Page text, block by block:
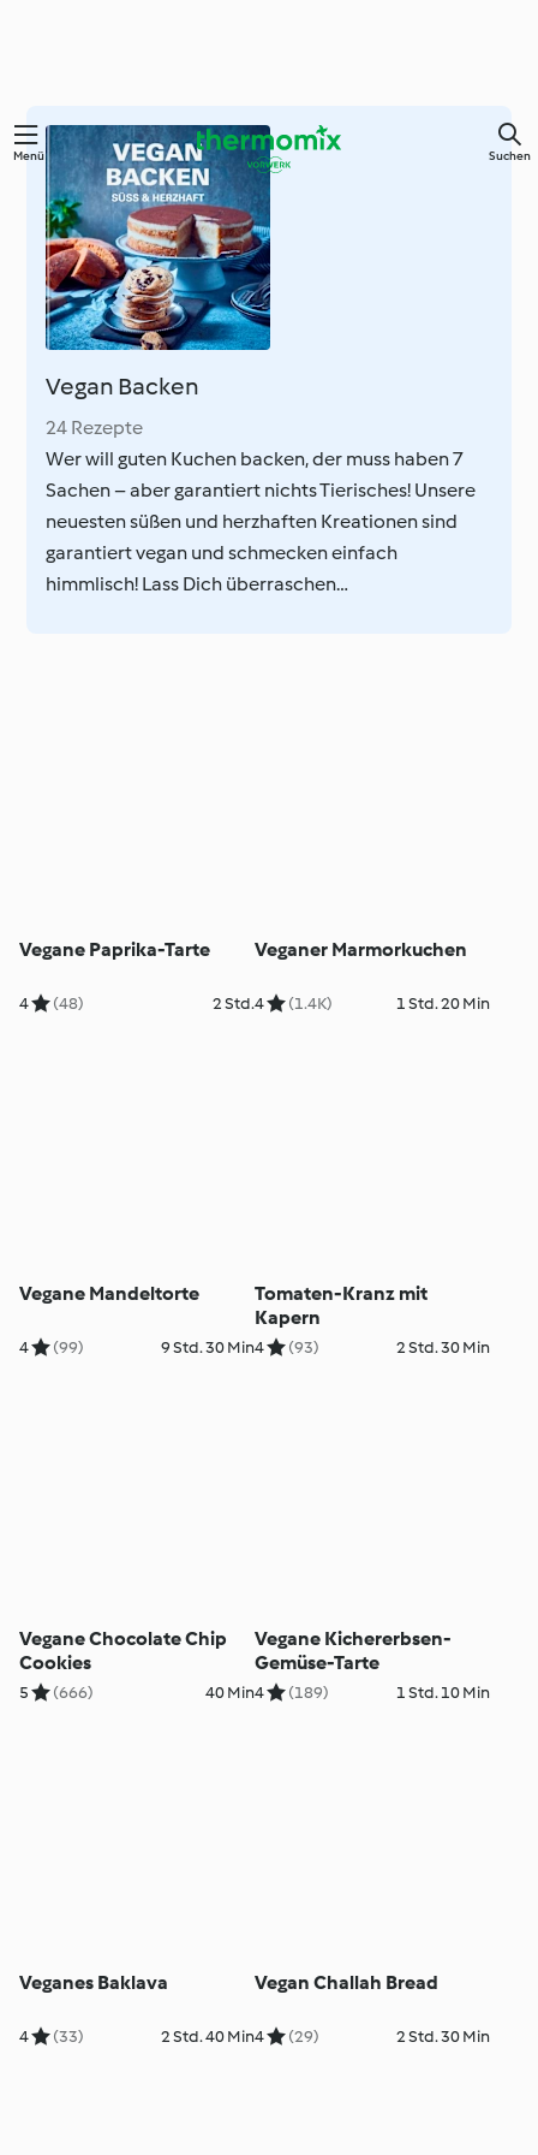
Zum
Hauptinhalt
springen
Menü Suchen
Vegan Backen
24 Rezepte
Wer will guten Kuchen backen, der muss haben 7
Sachen – aber garantiert nichts Tierisches! Unsere
neuesten süßen und herzhaften Kreationen sind
garantiert vegan und schmecken einfach
himmlisch! Lass Dich überraschen…
Vegane Paprika-Tarte
4 (48) 2 Std.
Veganer Marmorkuchen
4 (1.4K) 1 Std. 20 Min
Vegane Mandeltorte
4 (99) 9 Std. 30 Min
Tomaten-Kranz mit
Kapern
4 (93) 2 Std. 30 Min
Vegane Chocolate Chip
Cookies
5 (666) 40 Min
Vegane Kichererbsen-
Gemüse-Tarte
4 (189) 1 Std. 10 Min
Veganes Baklava
4 (33) 2 Std. 40 Min
Vegan Challah Bread
4 (29) 2 Std. 30 Min